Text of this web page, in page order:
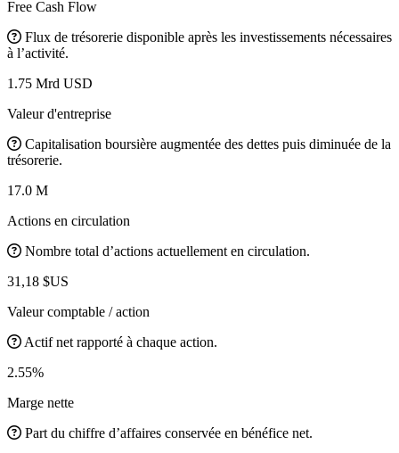
Free Cash Flow
Flux de trésorerie disponible après les investissements nécessaires
à l’activité.
1.75 Mrd USD
Valeur d'entreprise
Capitalisation boursière augmentée des dettes puis diminuée de la
trésorerie.
17.0 M
Actions en circulation
Nombre total d’actions actuellement en circulation.
31,18 $US
Valeur comptable / action
Actif net rapporté à chaque action.
2.55%
Marge nette
Part du chiffre d’affaires conservée en bénéfice net.